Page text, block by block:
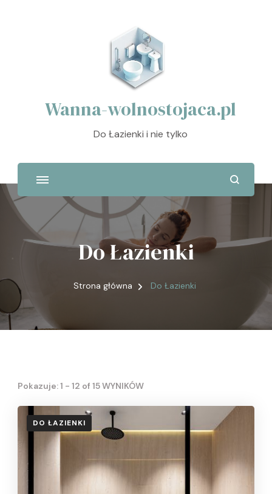
Wanna-wolnostojaca.pl
Do Łazienki i nie tylko
Do Łazienki
Strona główna Do Łazienki
Pokazuje: 1 - 12 of 15 WYNIKÓW
DO ŁAZIENKI